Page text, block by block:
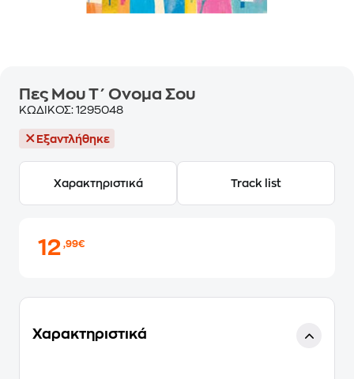
Πες Μου Τ΄ Ονομα Σου
ΚΩΔΙΚΟΣ: 1295048
Εξαντλήθηκε
Χαρακτηριστικά Track list
12,99€
Χαρακτηριστικά